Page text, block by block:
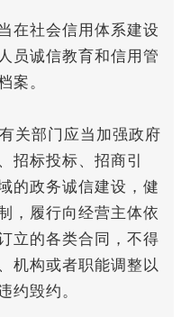
在社会信用体系建设
员诚信教育和信用管
案。
关部门应当加强政府
招标投标、招商引
的政务诚信建设，健
，履行向经营主体依
立的各类合同，不得
机构或者职能调整以
约毁约。